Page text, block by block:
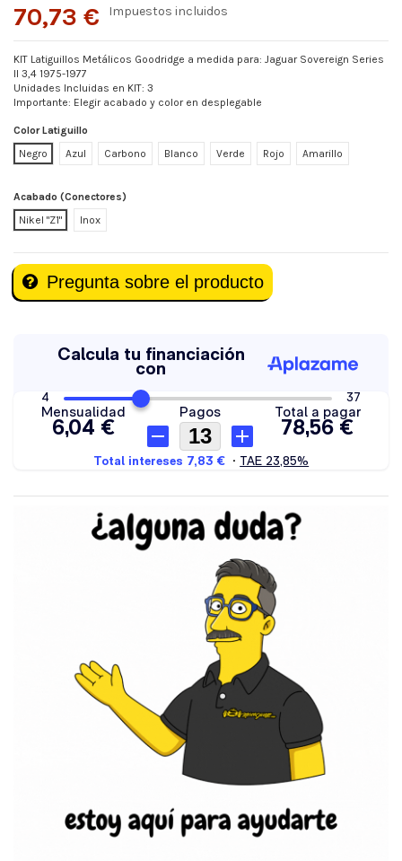
70,73 € Impuestos incluidos
KIT Latiguillos Metálicos Goodridge a medida para: Jaguar Sovereign Series
II 3,4 1975-1977
Unidades Incluidas en KIT: 3
Importante: Elegir acabado y color en desplegable
Color Latiguillo
Negro
Azul Carbono Blanco Verde Rojo Amarillo
Acabado (Conectores)
Nikel "Z1"
Inox
Pregunta sobre el producto